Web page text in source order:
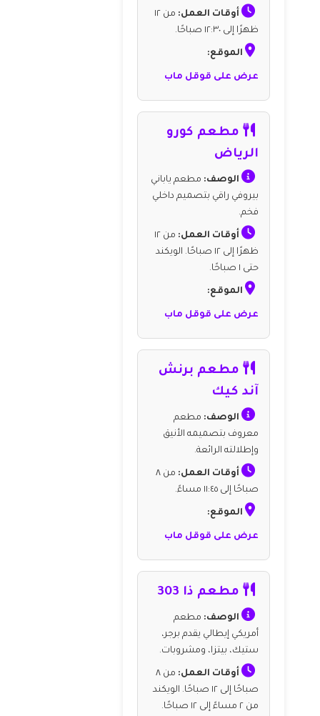
أوقات العمل:
من ١٢
ظهرًا إلى ١٢:٣٠ صباحًا.
الموقع:
عرض على قوقل ماب
مطعم كورو
الرياض
الوصف: مطعم ياباني
بيروفي راقي بتصميم داخلي
فخم.
أوقات العمل:
من ١٢
ظهرًا إلى ١٢ صباحًا. الويكند
حتى ١ صباحًا.
الموقع:
عرض على قوقل ماب
مطعم برنش
آند كيك
الوصف: مطعم
معروف بتصميمه الأنيق
وإطلالته الرائعة.
أوقات العمل:
من ٨
صباحًا إلى ١١:٤٥ مساءً.
الموقع:
عرض على قوقل ماب
مطعم ذا 303
الوصف: مطعم
أمريكي إيطالي يقدم برجر،
ستيك، بيتزا، ومشروبات.
أوقات العمل:
من ٨
صباحًا إلى ١٢ صباحًا. الويكند
من ٢ مساءً إلى ١٢ صباحًا.